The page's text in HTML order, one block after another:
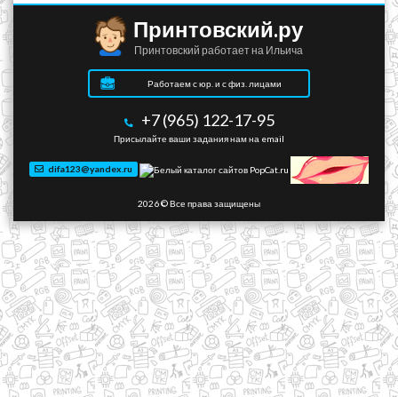
Принтовский.ру
Принтовский работает на Ильича
Работаем с юр. и с физ. лицами
+7 (965) 122-17-95
Присылайте ваши задания нам на email
difa123@yandex.ru
2026 © Все права защищены